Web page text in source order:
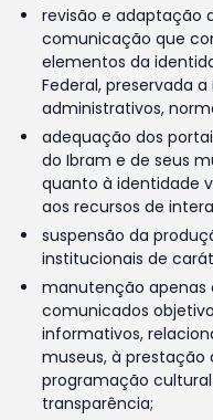
revisão e adaptação
comunicação que
elementos da
Federal, preservada
administrativos,
adequação dos
do Ibram e de seus
quanto à identidade
aos recursos de
suspensão da
institucionais de
manutenção apenas
comunicados
informativos,
museus, à prestação
programação
transparência;